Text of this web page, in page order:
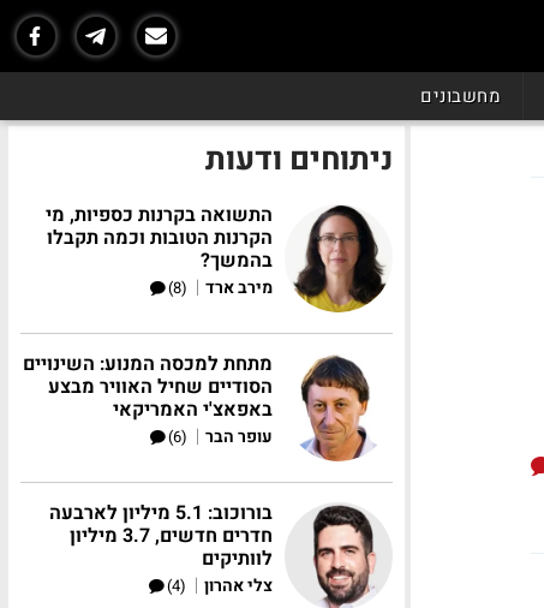
מחשבונים
ניתוחים ודעות
התשואה בקרנות כספיות, מי
הקרנות הטובות וכמה תקבלו
בהמשך?
מירב ארד |
(8)
מתחת למכסה המנוע: השינויים
הסודיים שחיל האוויר מבצע
באפאצ'י האמריקאי
עופר הבר |
(6)
בורוכוב: 5.1 מיליון לארבעה
חדרים חדשים, 3.7 מיליון
לוותיקים
צלי אהרון |
(4)